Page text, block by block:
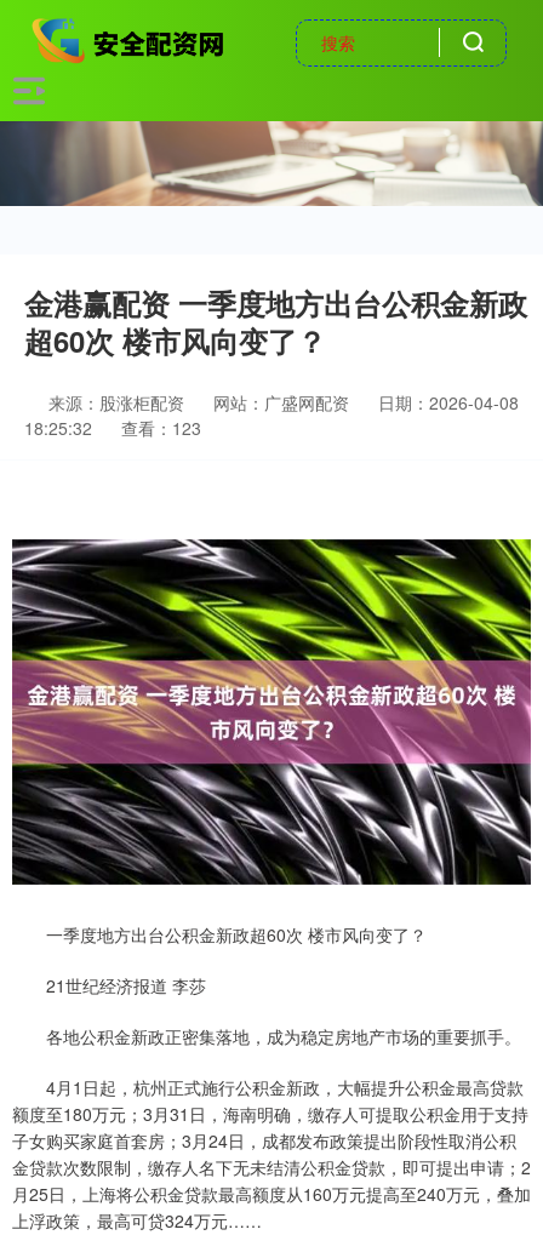
金港赢配资 一季度地方出台公积金新政
超60次 楼市风向变了？
来源：股涨柜配资 网站：广盛网配资
日期：2026-04-08
18:25:32
查看：123
一季度地方出台公积金新政超60次 楼市风向变了？
21世纪经济报道 李莎
各地公积金新政正密集落地，成为稳定房地产市场的重要抓手。
4月1日起，杭州正式施行公积金新政，大幅提升公积金最高贷款
额度至180万元；3月31日，海南明确，缴存人可提取公积金用于支持
子女购买家庭首套房；3月24日，成都发布政策提出阶段性取消公积
金贷款次数限制，缴存人名下无未结清公积金贷款，即可提出申请；2
月25日，上海将公积金贷款最高额度从160万元提高至240万元，叠加
上浮政策，最高可贷324万元……